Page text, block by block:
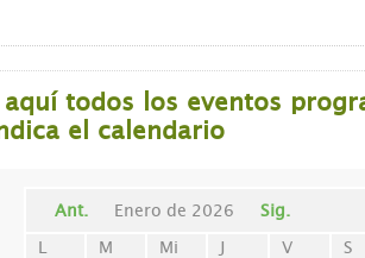
aquí todos los eventos
el calendario
Ant. Enero de 2026
Sig.
L
M Mi J V
S